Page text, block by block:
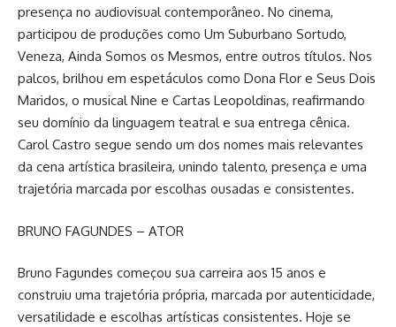
presença no audiovisual contemporâneo. No cinema,
participou de produções como Um Suburbano Sortudo,
Veneza, Ainda Somos os Mesmos, entre outros títulos. Nos
palcos, brilhou em espetáculos como Dona Flor e Seus Dois
Maridos, o musical Nine e Cartas Leopoldinas, reafirmando
seu domínio da linguagem teatral e sua entrega cênica.
Carol Castro segue sendo um dos nomes mais relevantes
da cena artística brasileira, unindo talento, presença e uma
trajetória marcada por escolhas ousadas e consistentes.
BRUNO FAGUNDES – ATOR
Bruno Fagundes começou sua carreira aos 15 anos e
construiu uma trajetória própria, marcada por autenticidade,
versatilidade e escolhas artísticas consistentes. Hoje se